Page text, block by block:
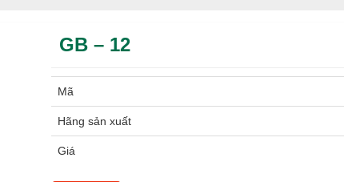
GB – 12
Mã
Hãng sản xuất
Giá